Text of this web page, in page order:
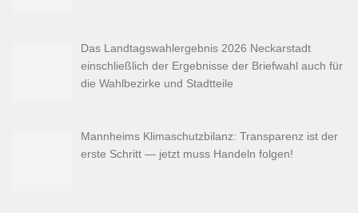
Das Landtagswahlergebnis 2026 Neckarstadt
einschließlich der Ergebnisse der Briefwahl auch für
die Wahlbezirke und Stadtteile
Mannheims Klimaschutzbilanz: Transparenz ist der
erste Schritt — jetzt muss Handeln folgen!